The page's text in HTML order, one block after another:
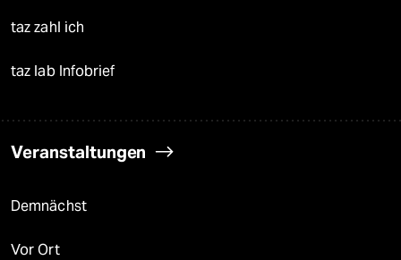
taz zahl ich
taz lab Infobrief
Veranstaltungen
Demnächst
Vor Ort